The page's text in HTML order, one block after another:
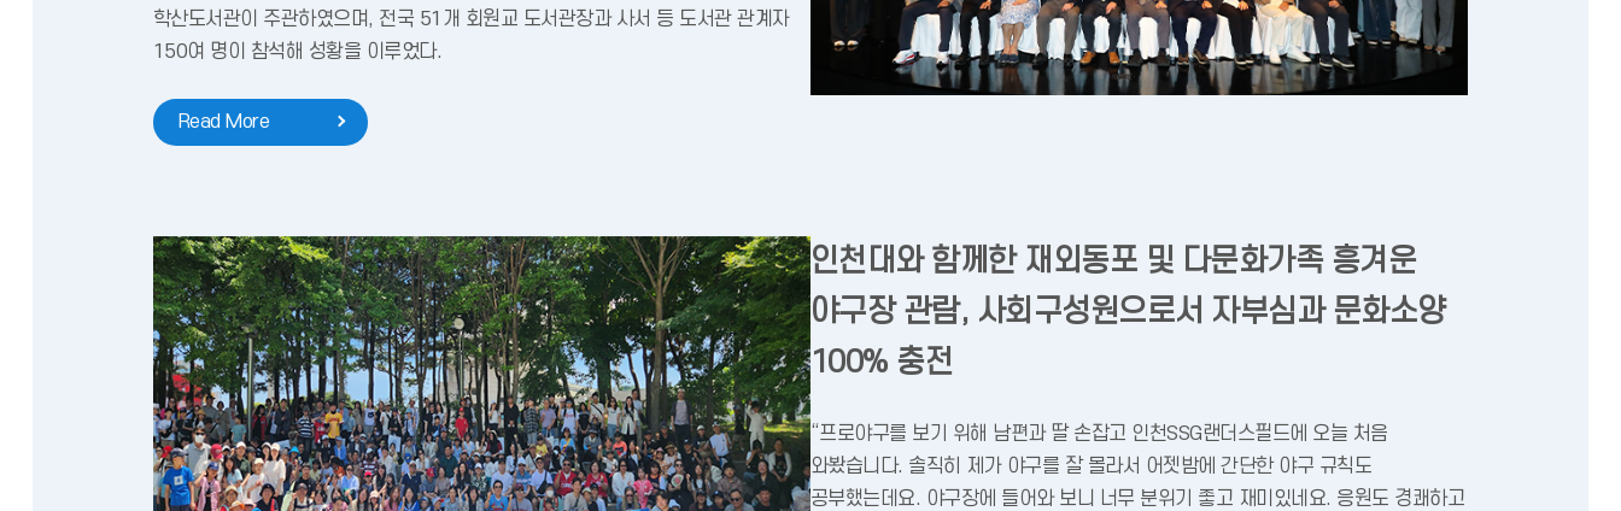
학산도서관이 주관하였으며, 전국 51개 회원교 도서관장과 사서 등 도서관 관계자
150여 명이 참석해 성황을 이루었다.
Read More
인천대와 함께한 재외동포 및 다문화가족 흥겨운
야구장 관람, 사회구성원으로서 자부심과 문화소양
100% 충전
“프로야구를 보기 위해 남편과 딸 손잡고 인천SSG랜더스필드에 오늘 처음
와봤습니다. 솔직히 제가 야구를 잘 몰라서 어젯밤에 간단한 야구 규칙도
공부했는데요. 야구장에 들어와 보니 너무 분위기 좋고 재미있네요. 응원도 경쾌하고